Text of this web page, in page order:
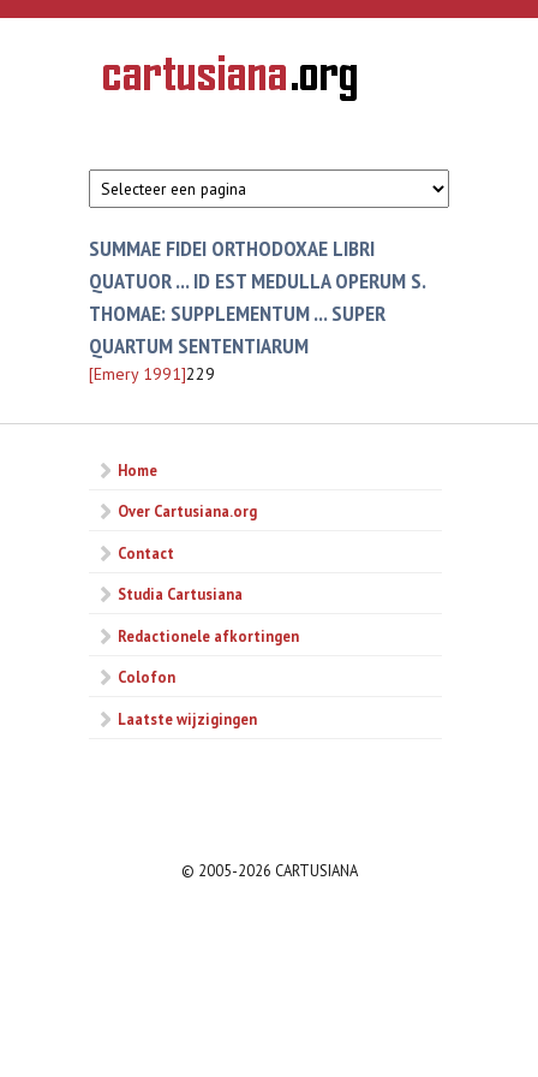
Overslaan en naar de inhoud gaan
CARTUSIANA
Geschiedenis
van de
SUMMAE FIDEI ORTHODOXAE LIBRI
QUATUOR ... ID EST MEDULLA OPERUM S.
THOMAE: SUPPLEMENTUM ... SUPER
QUARTUM SENTENTIARUM
[Emery 1991]229
Home
Over Cartusiana.org
Contact
Studia Cartusiana
Redactionele afkortingen
Colofon
Laatste wijzigingen
© 2005-2026 CARTUSIANA